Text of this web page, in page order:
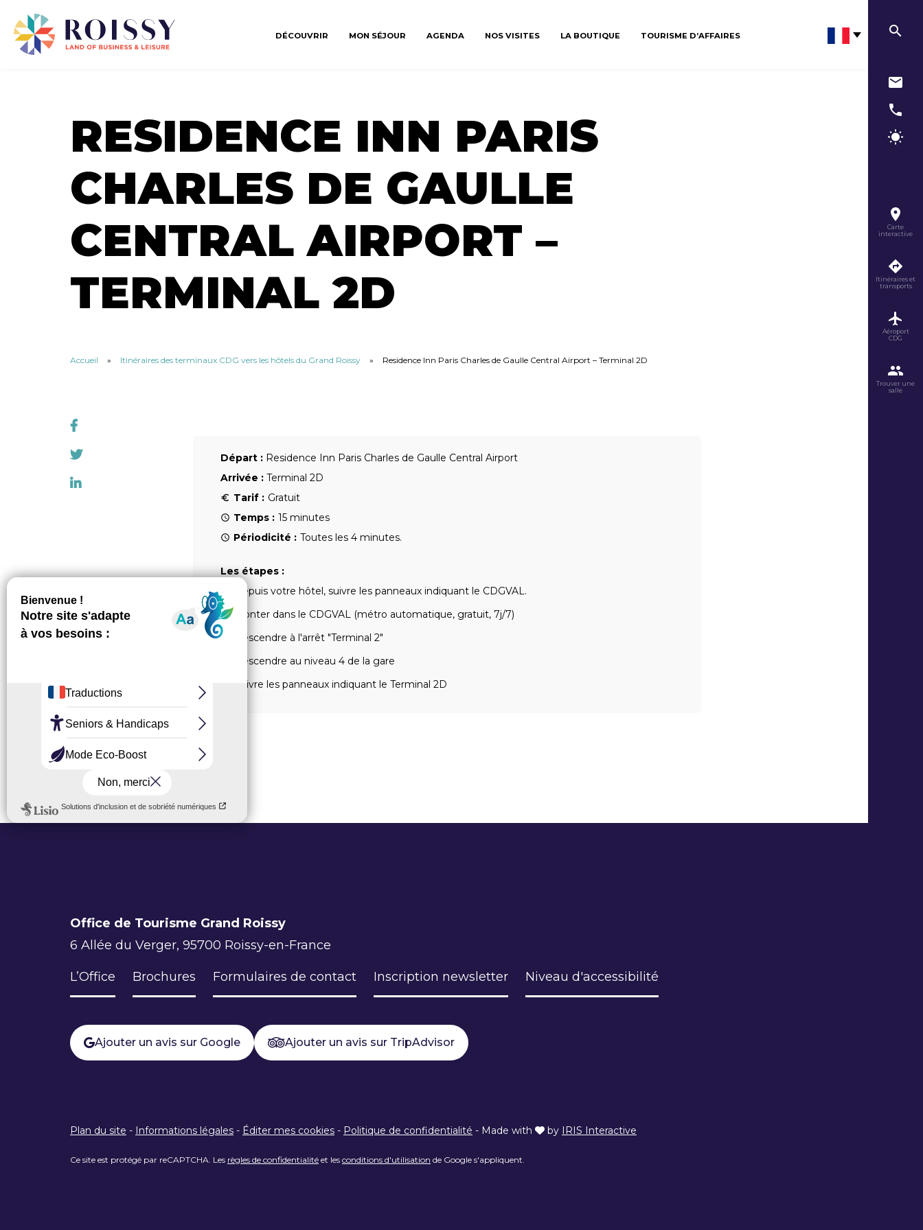
Carte
interactive
Itinéraires et
transports
Aéroport
CDG
Trouver une
salle
DÉCOUVRIR MON SÉJOUR AGENDA NOS VISITES LA BOUTIQUE TOURISME D’AFFAIRES
RESIDENCE INN PARIS
CHARLES DE GAULLE
CENTRAL AIRPORT –
TERMINAL 2D
Accueil » Itinéraires des terminaux CDG vers les hôtels du Grand Roissy » Residence Inn Paris Charles de Gaulle Central Airport – Terminal 2D
Départ : Residence Inn Paris Charles de Gaulle Central Airport
Arrivée : Terminal 2D
Tarif : Gratuit
Temps : 15 minutes
Périodicité : Toutes les 4 minutes.
Les étapes :
Depuis votre hôtel, suivre les panneaux indiquant le CDGVAL.
Monter dans le CDGVAL (métro automatique, gratuit, 7j/7)
Descendre à l'arrêt "Terminal 2"
Descendre au niveau 4 de la gare
Suivre les panneaux indiquant le Terminal 2D
Office de Tourisme Grand Roissy
6 Allée du Verger, 95700 Roissy-en-France
L’Office Brochures Formulaires de contact Inscription newsletter Niveau d'accessibilité
Ajouter un avis sur Google Ajouter un avis sur TripAdvisor
Plan du site - Informations légales - Éditer mes cookies - Politique de confidentialité - Made with by IRIS Interactive
Ce site est protégé par reCAPTCHA. Les règles de confidentialité et les conditions d'utilisation de Google s'appliquent.